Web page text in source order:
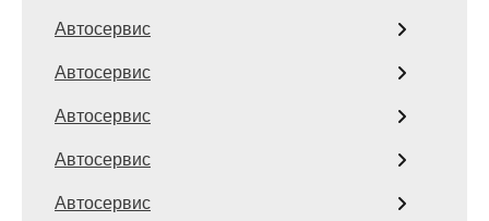
Автосервис
Автосервис
Автосервис
Автосервис
Автосервис